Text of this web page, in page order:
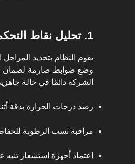
1. تحليل نقاط التحكم الحرجة (CCPs)
يقوم النظام بتحديد
وضع ضوابط صارمة لضمان
الشركة دائمًا في حالة
رصد درجات الحرارة بدقة
مراقبة نسب الرطوبة
اعتماد أجهزة استشعار